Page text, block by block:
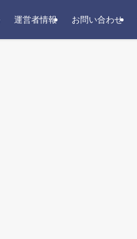
運営者情報 お問い合わせ